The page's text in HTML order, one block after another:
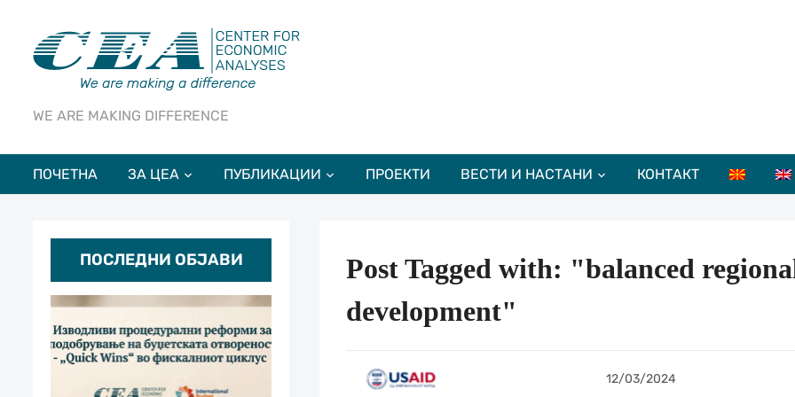
WE ARE MAKING DIFFERENCE
ПОЧЕТНА ЗА ЦЕА ПУБЛИКАЦИИ ПРОЕКТИ ВЕСТИ И НАСТАНИ КОНТАКТ
ПОСЛЕДНИ ОБЈАВИ
Post Tagged with: "balanced
development"
12/03/2024